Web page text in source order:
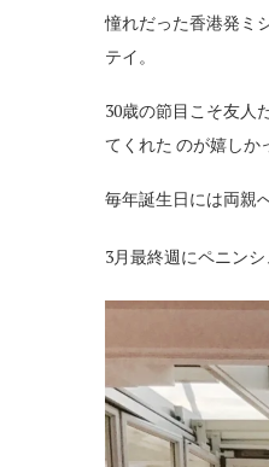
憧れだった香港発ミ
テイ。
30歳の節目こそ友人
てくれた のが嬉しか
毎年誕生日には両親
3月最終週にペニン